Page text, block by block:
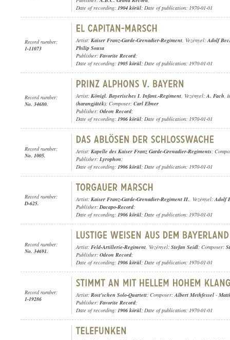
Date of recording: 1904 körül; Date of publication: 1970-01-01
Record number:
1-11073
Artist: Kaiser Franz-Garde-Grenadier-Regiment, Vezényel:Adolf
Philip Sousa
Publisher: Favorite Record;
Date of recording: 1905 körül; Date of publication: 1970-01-01
Record number:
No. 34680.
Artist: Königl. Bayerisches I. Infant.-Regiment, Vezényel:A. Fach,
(harangjáték); Composer: Carl Ebner
Publisher: Odeon Record;
Date of recording: 1906 körül; Date of publication: 1970-01-01
Record number:
No. 1005.
Artist: Kapelle des Kaiser Franz Garde-Grenadier-Regiments;
Publisher: Lyrophon;
Date of recording: 1906 körül; Date of publication: 1970-01-01
Record number:
D-625.
Artist: Kaiser Franz-Garde-Grenadier-Regiment II., Vezényel:Adolf
Publisher:Dacapo-Record;
Date of recording: 1906 körül; Date of publication: 1970-01-01
Record number:
No. 34691.
Artist: Feld-Artillerie-Regiment, Vezényel: Stefan Seidl; Composer:
Publisher: Odeon Record;
Date of recording: 1906 körül; Date of publication: 1970-01-01
Record number:
1-19286
Artist: Rost'schen Solo-Quartett; Composer:Albert Methfessel -
Publisher: Favorite Record;
Date of recording: 1906 körül; Date of publication: 1970-01-01